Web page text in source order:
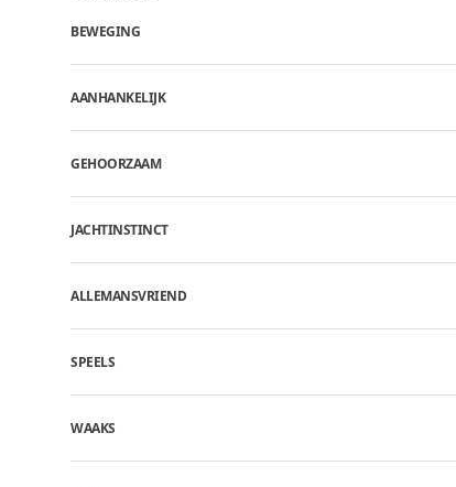
BEWEGING
AANHANKELIJK
GEHOORZAAM
JACHTINSTINCT
ALLEMANSVRIEND
SPEELS
WAAKS